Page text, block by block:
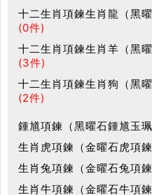
十二生肖項鍊生肖龍（黑
(0件)
十二生肖項鍊生肖羊（黑
(3件)
十二生肖項鍊生肖狗（黑
(2件)
鍾馗項鍊（黑曜石鍾馗玉珮
生肖虎項鍊（金曜石虎項
生肖兔項鍊（金曜石兔項
生肖牛項鍊（金曜石牛項